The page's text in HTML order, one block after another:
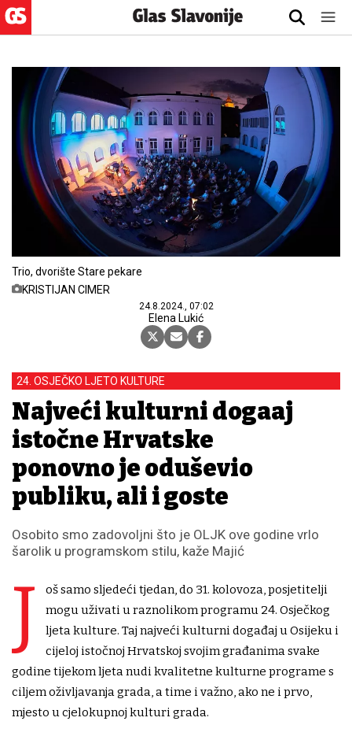
Trio, dvorište Stare pekare
KRISTIJAN CIMER
24.8.2024., 07:02
Elena Lukić
24. OSJEČKO LJETO KULTURE
Najveći kulturni događaj
istočne Hrvatske
ponovno je oduševio
publiku, ali i goste
Osobito smo zadovoljni što je OLJK ove godine vrlo
šarolik u programskom stilu, kaže Majić
J
oš samo sljedeći tjedan, do 31. kolovoza, posjetitelji
mogu uživati u raznolikom programu 24. Osječkog
ljeta kulture. Taj najveći kulturni događaj u Osijeku i
cijeloj istočnoj Hrvatskoj svojim građanima svake
godine tijekom ljeta nudi kvalitetne kulturne programe s
ciljem oživljavanja grada, a time i važno, ako ne i prvo,
mjesto u cjelokupnoj kulturi grada.